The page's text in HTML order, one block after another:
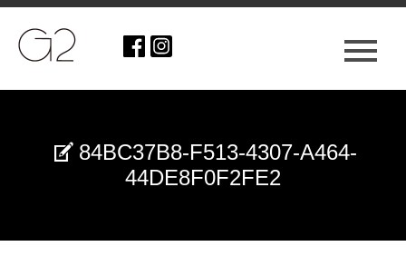
84BC37B8-F513-4307-A464-
44DE8F0F2FE2